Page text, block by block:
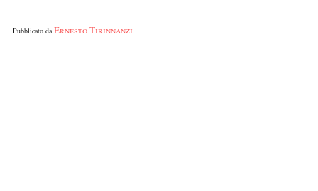
Pubblicato da Ernesto Tirinnanzi